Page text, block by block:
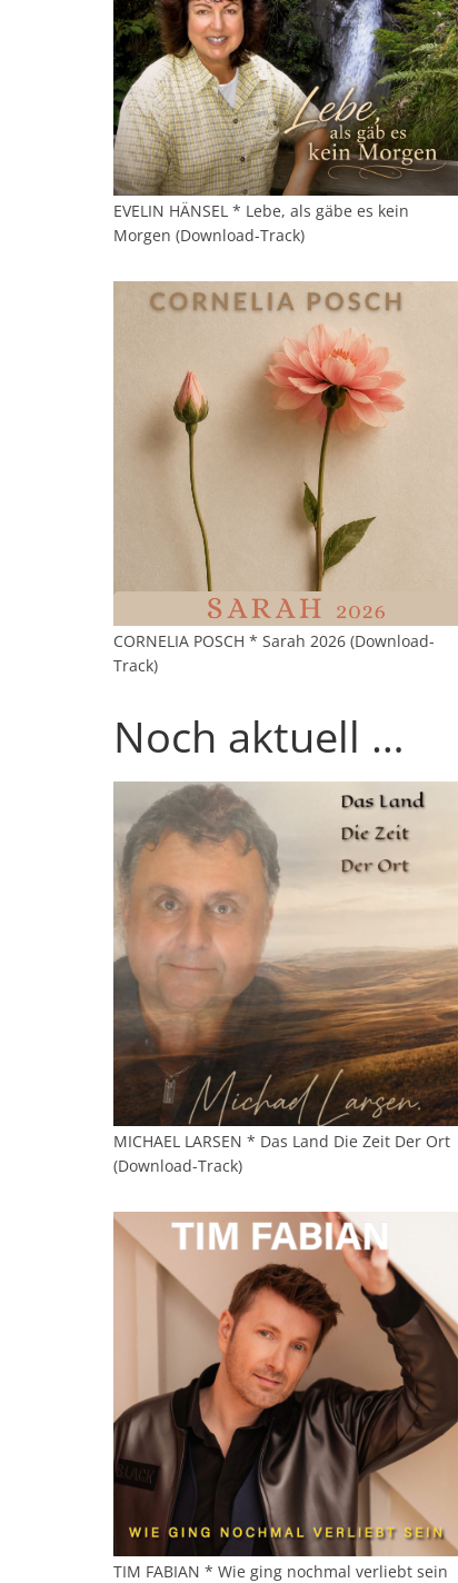
EVELIN HÄNSEL * Lebe, als gäbe es kein
Morgen (Download-Track)
CORNELIA POSCH * Sarah 2026 (Download-
Track)
Noch aktuell …
MICHAEL LARSEN * Das Land Die Zeit Der Ort
(Download-Track)
TIM FABIAN * Wie ging nochmal verliebt sein